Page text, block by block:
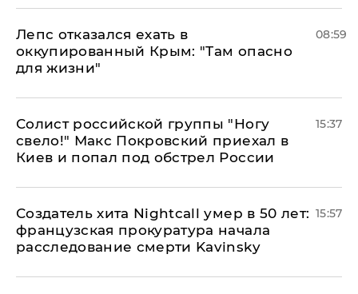
Лепс отказался ехать в
оккупированный Крым: "Там опасно
для жизни"
08:59
Солист российской группы "Ногу
свело!" Макс Покровский приехал в
Киев и попал под обстрел России
15:37
Создатель хита Nightcall умер в 50 лет:
французская прокуратура начала
расследование смерти Kavinsky
15:57